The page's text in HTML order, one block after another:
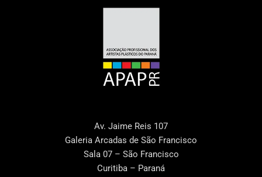
Av. Jaime Reis 107
Galeria Arcadas de São Francisco
Sala 07 – São Francisco
Curitiba – Paraná